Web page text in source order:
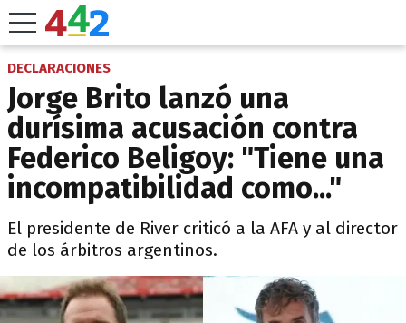
DECLARACIONES
Jorge Brito lanzó una
durísima acusación contra
Federico Beligoy: "Tiene una
incompatibilidad como..."
El presidente de River criticó a la AFA y al director
de los árbitros argentinos.